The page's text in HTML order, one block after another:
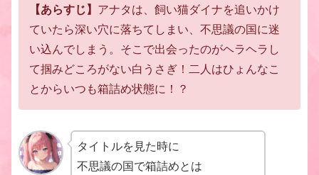
【あらすじ】 アナタは、飼い猫ダイナを追いかけ
ていたら深い穴に落ちてしまい、不思議の国に迷
い込んでしまう。 そこで出会ったのがヘラヘラし
て掴みどころがない白うさぎ！二人はひょんなこ
とからいつも箱詰め状態に！？
タイトルを見た時に
不思議の国で箱詰めとは